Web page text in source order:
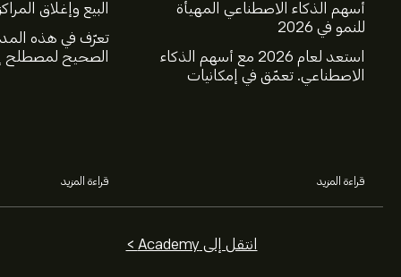
أسهم الذكاء الاصطناعي المهيأة
للنمو في 2026
استعد لعام 2026 مع أسهم الذكاء
الاصطناعي. تعمّق في إمكانيات
قراءة المزيد
البيع وإغلاق
تعرّف في هذه
الصحيح لمصطلح
قراءة المزيد
انتقل إلى Academy >